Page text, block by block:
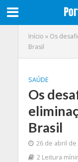
Início » Os
Brasil
SAÚDE
Os
Brasil
26 de abril de
2 Leitura